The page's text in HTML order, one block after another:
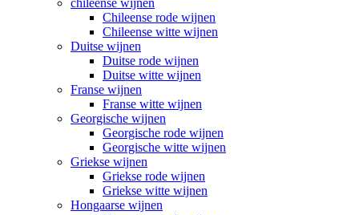
Chileense rode wijnen
Chileense witte wijnen
Duitse wijnen
Duitse rode wijnen
Duitse witte wijnen
Franse wijnen
Franse witte wijnen
Georgische wijnen
Georgische rode wijnen
Georgische witte wijnen
Griekse wijnen
Griekse rode wijnen
Griekse witte wijnen
Hongaarse wijnen